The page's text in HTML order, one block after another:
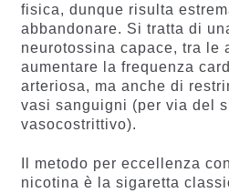
fisica, dunque risulta
abbandonare. Si tratta di
neurotossina capace, tra le
aumentare la frequenza
arteriosa, ma anche di
vasi sanguigni (per via del
vasocostrittivo).
Il metodo per eccellenza
nicotina è la sigaretta